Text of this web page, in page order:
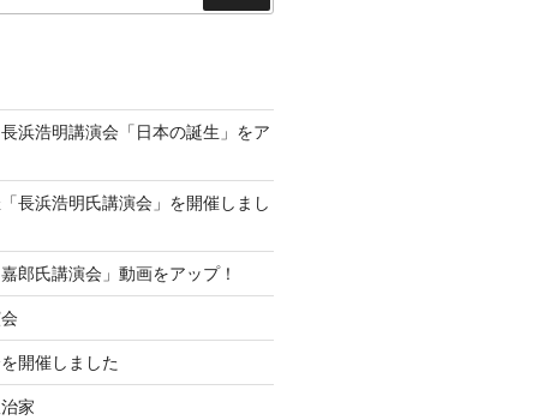
索
浜浩明講演会「日本の誕生」をア
長浜浩明氏講演会」を開催しまし
郎氏講演会」動画をアップ！
開催しました
家